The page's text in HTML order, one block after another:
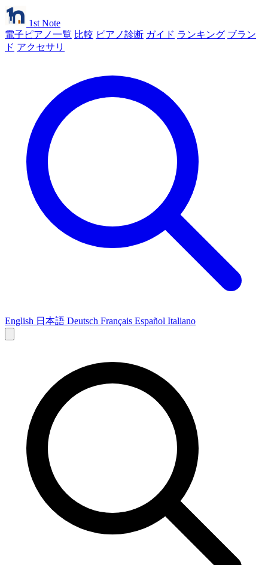
1st Note
電子ピアノ一覧 比較 ピアノ診断 ガイド ランキング ブラン
ド アクセサリ
English 日本語 Deutsch Français Español Italiano